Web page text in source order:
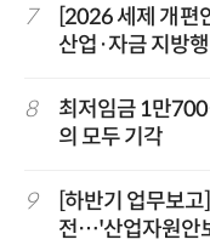
7
[2026 세제 개
산업·자금 지방
8
최저임금 1만
의 모두 기각
9
[하반기 업무보
전…'산업자원안